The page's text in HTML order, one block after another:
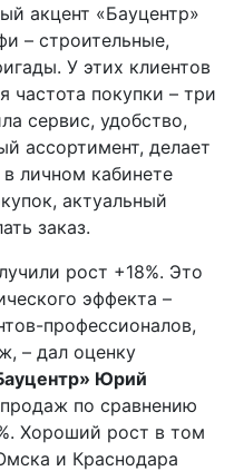
акцент «Бауцентр»
– строительные,
У этих клиентов
частота покупки – три
сервис, удобство,
ассортимент, делает
личном кабинете
актуальный
заказ.
рост +18%. Это
эффекта –
профессионалов,
– дал оценку
Юрий
по сравнению
Хороший рост в том
и Краснодара